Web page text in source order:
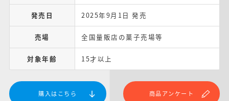
発売日 2025年9月1日 発売
売場 全国量販店の菓子売場等
対象年齢 15才以上
購入はこちら 商品アンケート